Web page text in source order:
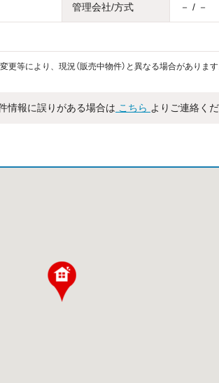
管理会社/方式 － / －
等により、現況（販売中物件）と異なる場合があります
情報に誤りがある場合は こちら よりご連絡くだ